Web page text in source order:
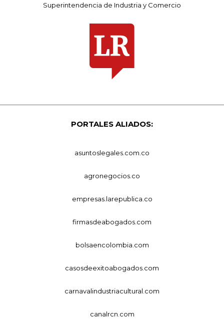
Superintendencia de Industria y Comercio
PORTALES ALIADOS:
asuntoslegales.com.co
agronegocios.co
empresas.larepublica.co
firmasdeabogados.com
bolsaencolombia.com
casosdeexitoabogados.com
carnavalindustriacultural.com
canalrcn.com